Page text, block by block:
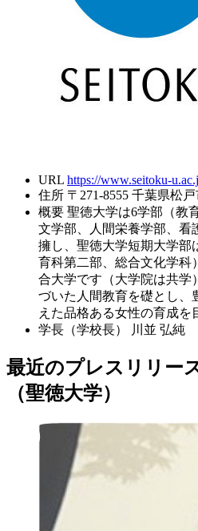
URL https://www.seitoku-
住所 〒271-8555 千葉県松
概要 聖徳大学は6学部（教
文学部、人間栄養学部、看
擁し、聖徳大学短期大学部
育科第二部、総合文化学科
合大学です（大学院は共学
づいた人間教育を礎とし、
えた品格ある女性の育成を
学長（学校長）
川並 弘純
最近のプレスリリー
（聖徳大学）